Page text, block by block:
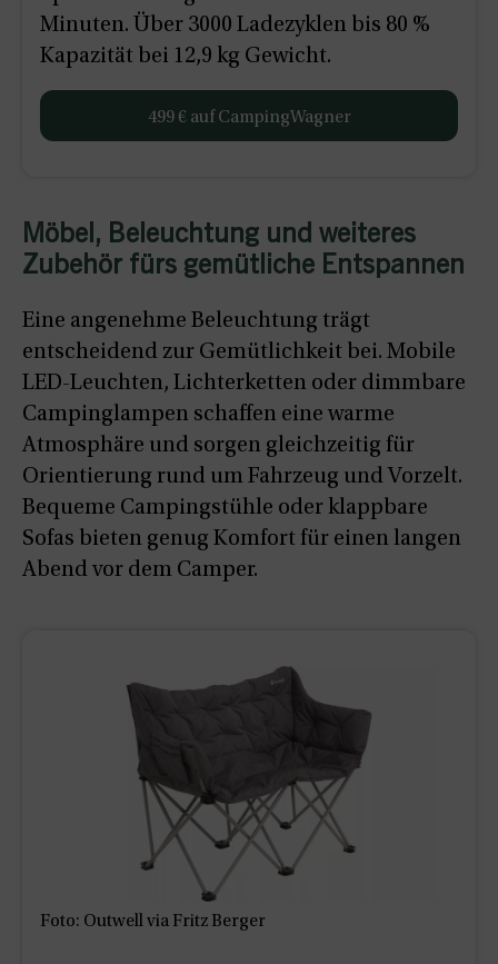
Minuten. Über 3000 Ladezyklen bis 80 %
Kapazität bei 12,9 kg Gewicht.
499 € auf CampingWagner
Möbel, Beleuchtung und weiteres
Zubehör fürs gemütliche Entspannen
Eine angenehme Beleuchtung trägt
entscheidend zur Gemütlichkeit bei. Mobile
LED-Leuchten, Lichterketten oder dimmbare
Campinglampen schaffen eine warme
Atmosphäre und sorgen gleichzeitig für
Orientierung rund um Fahrzeug und Vorzelt.
Bequeme Campingstühle oder klappbare
Sofas bieten genug Komfort für einen langen
Abend vor dem Camper.
Foto: Outwell via Fritz Berger